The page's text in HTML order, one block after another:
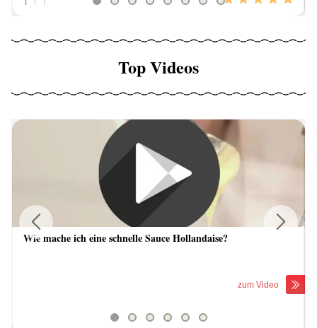
Top Videos
Wie mache ich eine schnelle Sauce Hollandaise?
zum Video
Previous